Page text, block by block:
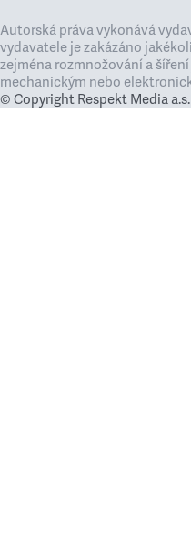
Autorská práva vykonává
vydavatele je zakázáno
zejména rozmnožování a
mechanickým nebo
© Copyright Respekt Media a.s.